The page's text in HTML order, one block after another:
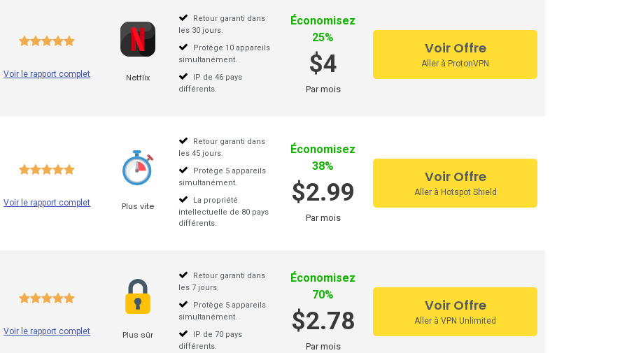
Voir le rapport complet Netflix
Retour garanti dans
les 30 jours.
Protège 10 appareils
simultanément.
IP de 46 pays
différents.
Économisez
25%
$4
Par mois
Voir Offre
Aller à ProtonVPN
Voir le rapport complet Plus vite
Retour garanti dans
les 45 jours.
Protège 5 appareils
simultanément.
La propriété
intellectuelle de 80 pays
différents.
Économisez
38%
$2.99
Par mois
Voir Offre
Aller à Hotspot Shield
Voir le rapport complet Plus sûr
Retour garanti dans
les 7 jours.
Protège 5 appareils
simultanément.
IP de 70 pays
différents.
Économisez
70%
$2.78
Par mois
Voir Offre
Aller à VPN Unlimited